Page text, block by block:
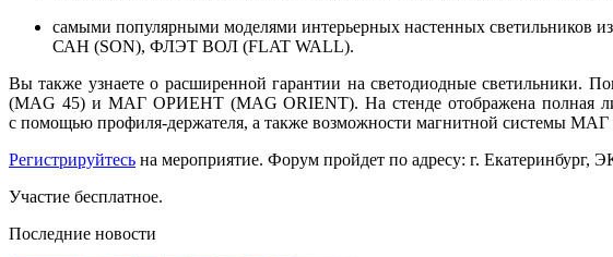
самыми популярными моделями интерьерных настенных
САН (SON), ФЛЭТ ВОЛ (FLAT WALL).
Вы также узнаете о расширенной гарантии на светодиодные
(MAG 45) и МАГ ОРИЕНТ (MAG ORIENT). На стенде отображена полная
с помощью профиля-держателя, а также возможности магнитной системы
Регистрируйтесь на мероприятие. Форум пройдет по адресу: г. Екатеринбург,
Участие бесплатное.
Последние новости